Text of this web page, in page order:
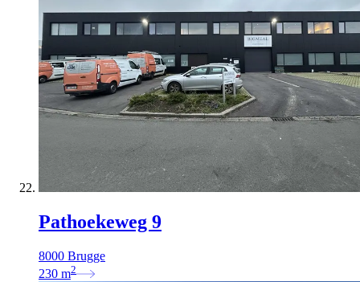
Pathoekeweg 9
8000 Brugge
230 m2